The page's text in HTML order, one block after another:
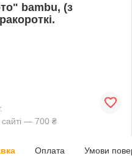
bambu, (з
— 700 ₴
Оплата Умови